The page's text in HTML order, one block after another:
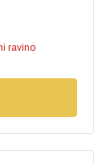
ravino